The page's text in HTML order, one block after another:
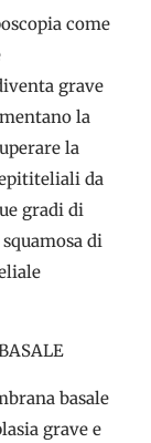
come
grave
la
la
da
gradi di
di
basale
grave e